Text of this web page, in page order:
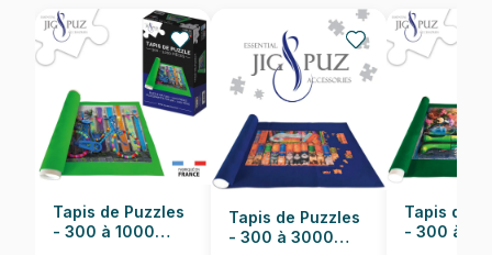
EAN 689196511165
Nombre de pièces 1000 pièces
Dimensions 59 x 59 cm
Tapis de Puzzles
- 300 à 1000
Tapis de Puzzles
- 300 à 3000
Tapis de
- 300 à